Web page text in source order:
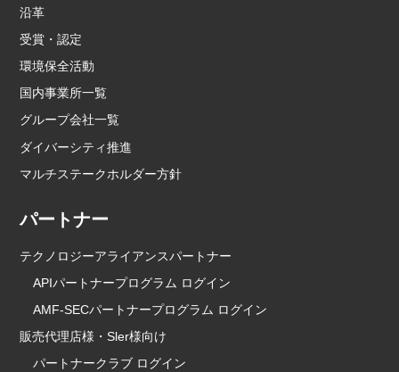
沿革
受賞・認定
環境保全活動
国内事業所一覧
グループ会社一覧
ダイバーシティ推進
マルチステークホルダー方針
パートナー
テクノロジーアライアンスパートナー
APIパートナープログラム ログイン
AMF-SECパートナープログラム ログイン
販売代理店様・Sler様向け
パートナークラブ ログイン